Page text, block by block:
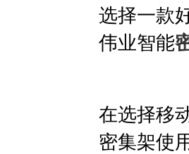
选择一款
伟业智能
在选择移
密集架使